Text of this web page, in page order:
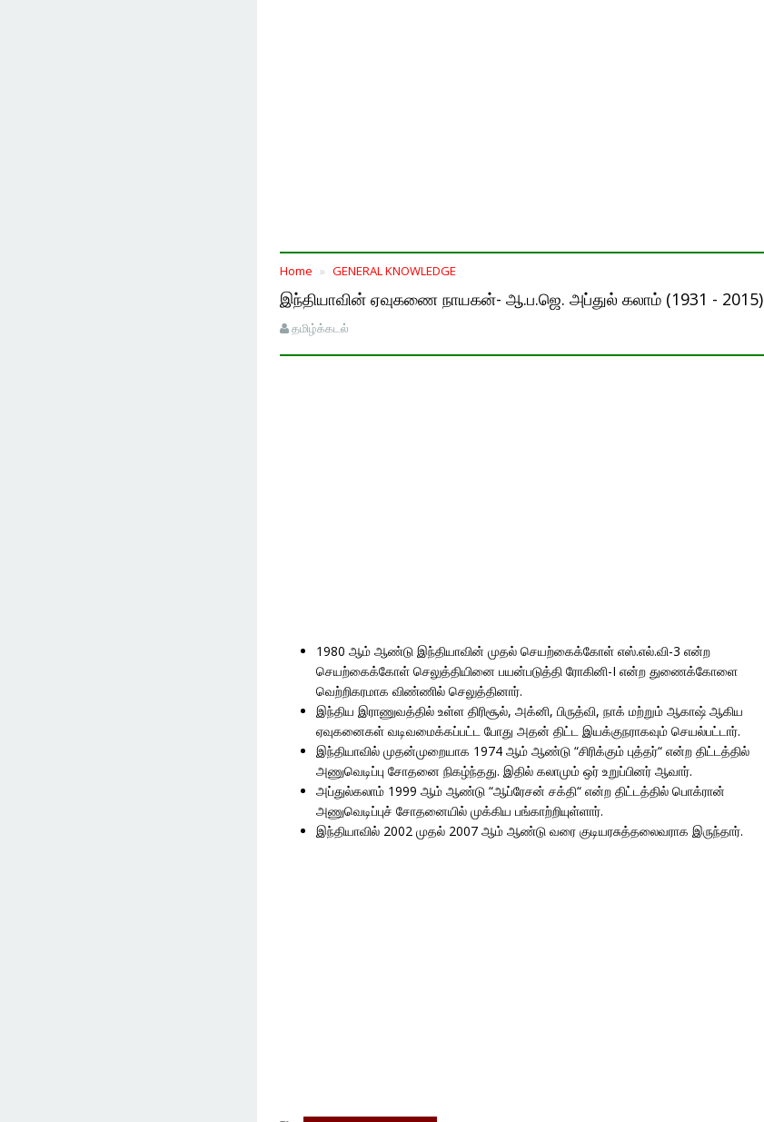
Home GENERAL KNOWLEDGE
இந்தியாவின் ஏவுகணை நாயகன்- ஆ.ப.ஜெ. அப்துல் கலாம் (1931 - 2015)
தமிழ்க்கடல்
1980 ஆம் ஆண்டு இந்தியாவின் முதல் செயற்கைக்கோள் எஸ்.எல்.வி-3 என்ற
செயற்கைக்கோள் செலுத்தியினை பயன்படுத்தி ரோகினி-I என்ற துணைக்கோளை
வெற்றிகரமாக விண்ணில் செலுத்தினார்.
இந்திய இராணுவத்தில் உள்ள திரிசூல், அக்னி, பிருத்வி, நாக் மற்றும் ஆகாஷ் ஆகிய
ஏவுகனைகள் வடிவமைக்கப்பட்ட போது அதன் திட்ட இயக்குநராகவும் செயல்பட்டார்.
இந்தியாவில் முதன்முறையாக 1974 ஆம் ஆண்டு “சிரிக்கும் புத்தர்“ என்ற திட்டத்தில்
அணுவெடிப்பு சோதனை நிகழ்ந்தது. இதில் கலாமும் ஒர் உறுப்பினர் ஆவார்.
அப்துல்கலாம் 1999 ஆம் ஆண்டு “ஆப்ரேசன் சக்தி“ என்ற திட்டத்தில் பொக்ரான்
அணுவெடிப்புச் சோதனையில் முக்கிய பங்காற்றியுள்ளார்.
இந்தியாவில் 2002 முதல் 2007 ஆம் ஆண்டு வரை குடியரசுத்தலைவராக இருந்தார்.